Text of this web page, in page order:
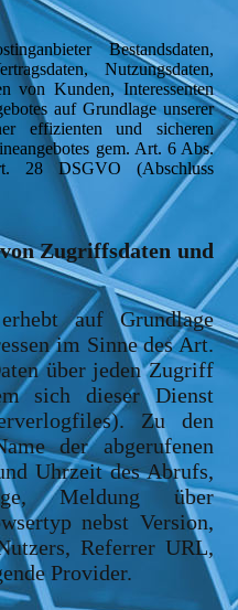
Bestandsdaten,
Nutzungsdaten,
von Kunden, Interessenten
auf Grundlage unserer
effizienten und sicheren
gem. Art. 6 Abs.
DSGVO (Abschluss
Zugriffsdaten und
auf Grundlage
im Sinne des Art.
über jeden Zugriff
sich dieser Dienst
Zu den
der abgerufenen
Uhrzeit des Abrufs,
Meldung über
nebst Version,
Referrer URL,
Provider.